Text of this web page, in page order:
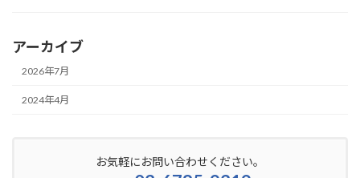
アーカイブ
2026年7月
2024年4月
お気軽にお問い合わせください。